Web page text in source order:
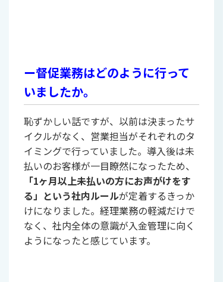
ー督促業務はどのように行って
いましたか。
恥ずかしい話ですが、以前は決まったサ
イクルがなく、営業担当がそれぞれのタ
イミングで行っていました。導入後は未
払いのお客様が一目瞭然になったため、
「1ヶ月以上未払いの方にお声がけをす
る」という社内ルールが定着するきっか
けになりました。経理業務の軽減だけで
なく、社内全体の意識が入金管理に向く
ようになったと感じています。